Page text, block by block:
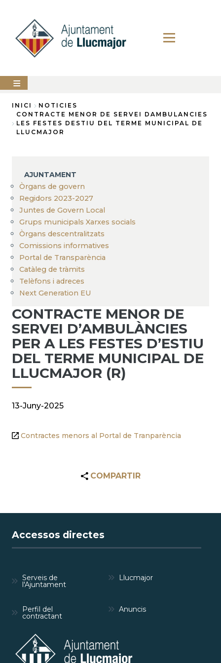
contingut
AJUNTAMENT
LLUCMAJOR
PERFIL
DEL
CONTRACTANT
ANUNCIS
Fil
d'Ariadna
INICI
NOTICIES
CONTRACTE MENOR DE SERVEI DAMBULANCIES
LES FESTES DESTIU DEL TERME MUNICIPAL DE
LLUCMAJOR
AJUNTAMENT
Òrgans de govern
Regidors 2023-2027
Juntes de Govern Local
Grups municipals Xarxes socials
Òrgans descentralitzats
Comissions informatives
Portal de Transparència
Catàleg de tràmits
Telèfons i adreces
Next Generation EU
CONTRACTE MENOR DE
SERVEI D’AMBULÀNCIES
PER A LES FESTES D’ESTIU
DEL TERME MUNICIPAL DE
LLUCMAJOR (R)
13-Juny-2025
Contractes menors al Portal de Tranparència
COMPARTIR
Accessos directes
Serveis de
l'Ajuntament
Llucmajor
Perfil del
contractant
Anuncis